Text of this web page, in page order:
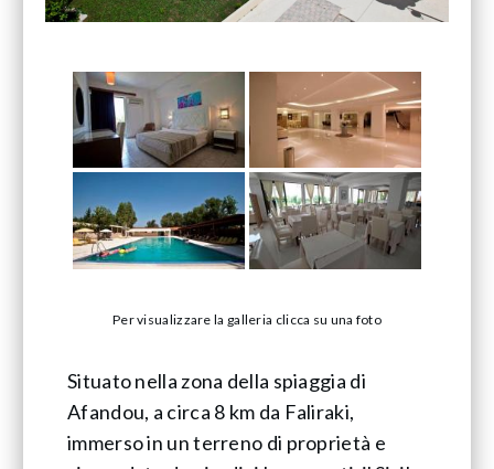
Per visualizzare la galleria clicca su una foto
Situato nella zona della spiaggia di
Afandou, a circa 8 km da Faliraki,
immerso in un terreno di proprietà e